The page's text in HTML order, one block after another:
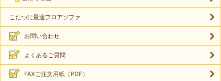
こたつに最適フロアソファ
お問い合わせ
よくあるご質問
FAXご注文用紙（PDF）